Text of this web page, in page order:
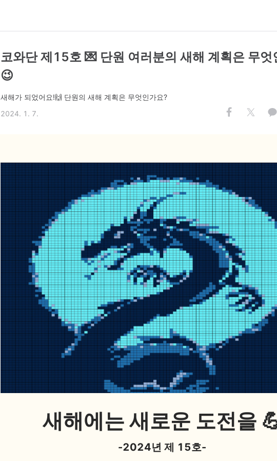
코와단 제15호 💌 단원 여러분의 새해 계획은 무엇
😉
새해가 되었어요!🙌 단원의 새해 계획은 무엇인가요?
2024. 1. 7.
새해에는 새로운 도전을
-2024년 제 15호-